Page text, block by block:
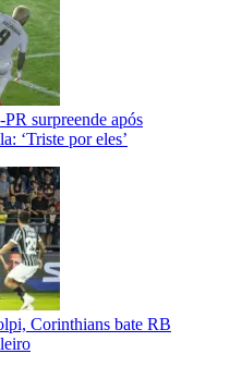
surpreende após
‘Triste por eles’
Corinthians bate RB